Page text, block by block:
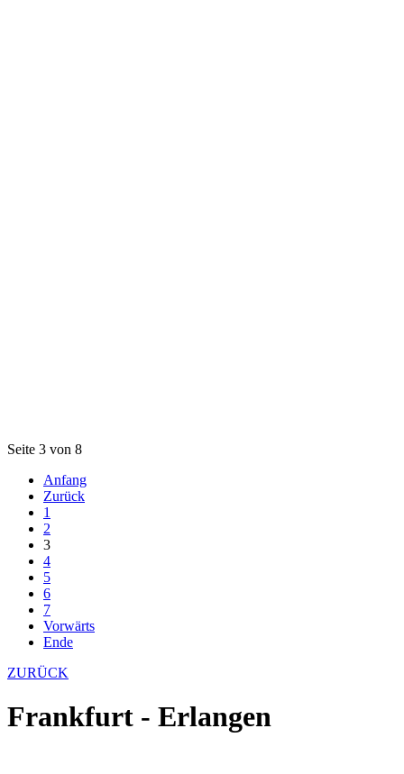
Seite 3 von 8
Anfang
Zurück
1
2
3
4
5
6
7
Vorwärts
Ende
ZURÜCK
Frankfurt - Erlangen